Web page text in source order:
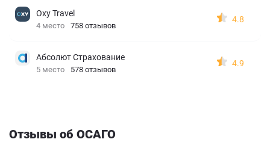
Oxy Travel
4 место 758 отзывов
4.8
Абсолют Страхование
5 место 578 отзывов
4.9
Отзывы об ОСАГО